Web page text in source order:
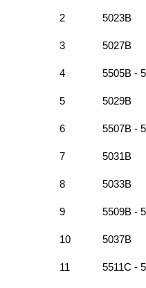
2 5023B
3 5027B
4 5505B -
5 5029B
6 5507B -
7 5031B
8 5033B
9 5509B -
10 5037B
11 5511C -